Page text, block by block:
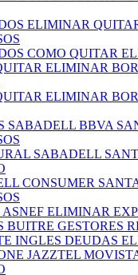
ELIMINAR
COMO QUITAR
ELIMINAR
ELIMINAR
SABADELL BBVA
SABADELL
CONSUMER
ASNEF ELIMINAR
BUITRE
INGLES DEUDAS
JAZZTEL